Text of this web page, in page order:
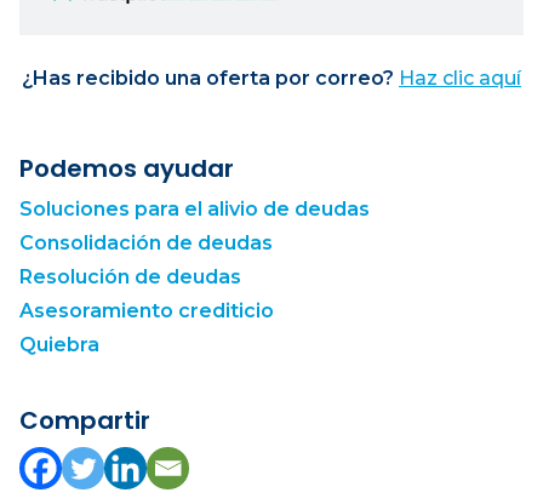
¿Has recibido una oferta por correo? Haz clic aquí
Podemos ayudar
Soluciones para el alivio de deudas
Consolidación de deudas
Resolución de deudas
Asesoramiento crediticio
Quiebra
Compartir